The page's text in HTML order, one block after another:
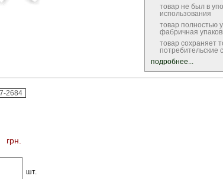
товар не был в
использования
товар полностью
фабричная
товар сохраняет
потребительские
подробнее...
2684
грн.
шт.